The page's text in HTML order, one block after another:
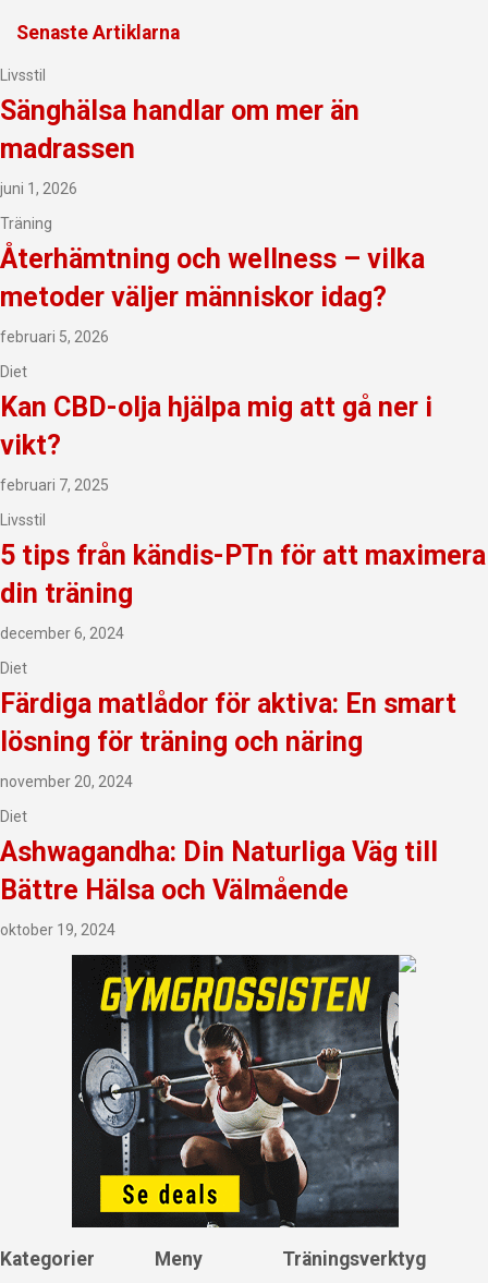
Senaste Artiklarna
Livsstil
Sänghälsa handlar om mer än
madrassen
juni 1, 2026
Träning
Återhämtning och wellness – vilka
metoder väljer människor idag?
februari 5, 2026
Diet
Kan CBD-olja hjälpa mig att gå ner i
vikt?
februari 7, 2025
Livsstil
5 tips från kändis-PTn för att maximera
din träning
december 6, 2024
Diet
Färdiga matlådor för aktiva: En smart
lösning för träning och näring
november 20, 2024
Diet
Ashwagandha: Din Naturliga Väg till
Bättre Hälsa och Välmående
oktober 19, 2024
Kategorier Meny Träningsverktyg